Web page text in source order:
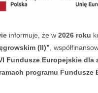
informuje, że w 2026 roku
(II)” ,
Fundusze Europejskie dla
programu Fundusze